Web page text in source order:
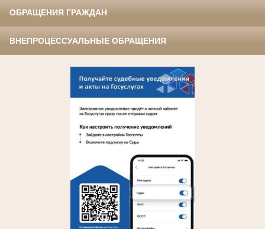
ОБРАЩЕНИЯ ГРАЖДАН
ВНЕПРОЦЕССУАЛЬНЫЕ ОБРАЩЕНИЯ